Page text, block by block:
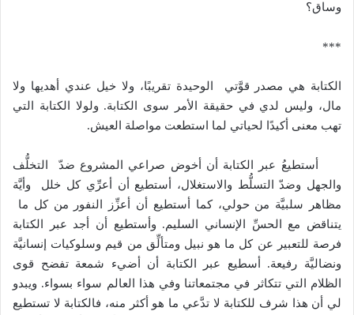
وساق؟
***
الكتابة هي مصدر قوَّتي الوحيدة تقريبًا، ولا خيل عندي أهديها ولا
مال، وليس لدي في حقيقة الأمر سوى الكتابة. ولولا الكتابة التي
تهب معنى أكيدًا لحياتي لما استطعت مواصلة العيش.
أستطيعُ عبر الكتابة أن أخوض صراعي المشروع ضدّ التخلُّف
والجهل وضدّ التسلُّط والاستغلال، أستطيع أن أعرِّي كل خلل وأيَّة
مظاهر سلبيَّة من حولي، كما أستطيع أن أعزِّز النفور من كل ما
يتناقض مع الحسِّ الإنساني السليم. وأستطيع أن أجد عبر الكتابة
فرصة للتعبير عن كل ما هو نبيل ومتألِّق من قيم وسلوكيات إنسانيَّة
ونضاليَّة رفيعة. أسطيع عبر الكتابة أن أضيء شمعة تفضح قوى
الظلام التي تتكاثر في مجتمعاتنا وفي هذا العالم سواء بسواء. ويبدو
لي أن هذا شرف للكتابة لا تدَّعي ما هو أكثر منه، فالكتابة لا تستطيع